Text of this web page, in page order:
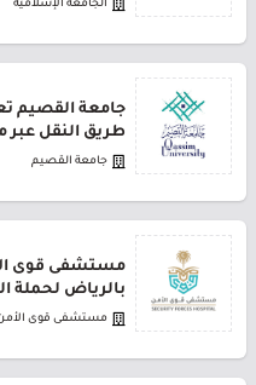
الجامعة الإسلامية
طريق النقل عبر
جامعة القصيم
مستشفى قوى
بالرياض لحملة
مستشفى قوى